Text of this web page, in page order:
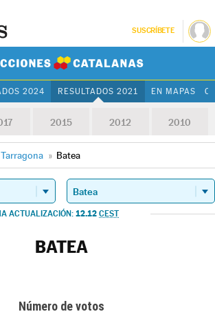
SUSCRÍBETE
2024 RESULTADOS 2021 EN MAPAS
2015 2012 2010
Tarragona » Batea
ACTUALIZACIÓN: 12.12 CEST
BATEA
Número de votos